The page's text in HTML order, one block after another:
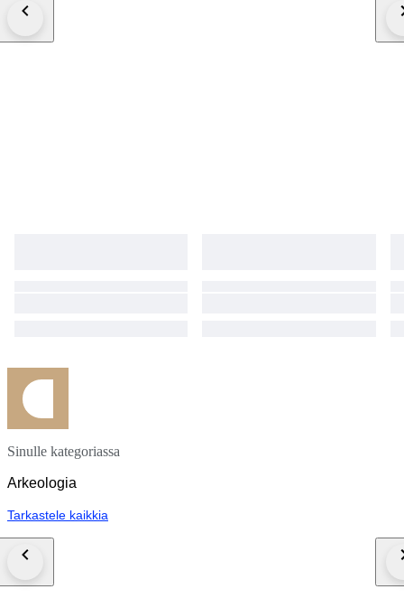
Sinulle kategoriassa
Arkeologia
Tarkastele kaikkia